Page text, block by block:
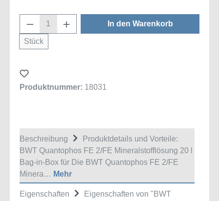
Produkt Anzahl: Gib den gewünschten
Stück
In den Warenkorb
Produktnummer: 18031
Beschreibung
Produktdetails und Vorteile:
BWT Quantophos FE 2/FE Mineralstofflösung 20 l
Bag-in-Box für Die BWT Quantophos FE 2/FE
Minera… Mehr
Eigenschaften
Eigenschaften von "BWT